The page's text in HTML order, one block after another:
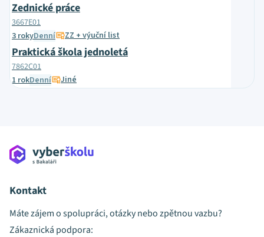
Zednické práce
3667E01
3 rokyDenní ZZ + výuční list
Praktická škola jednoletá
7862C01
1 rokDenní Jiné
Kontakt
Máte zájem o spolupráci, otázky nebo zpětnou vazbu?
Zákaznická podpora: